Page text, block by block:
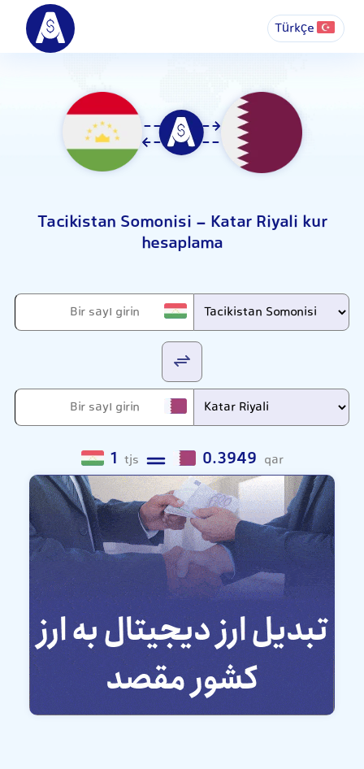
Türkçe
Tacikistan Somonisi - Katar Riyali kur
hesaplama
1 tjs 0.3949 qar